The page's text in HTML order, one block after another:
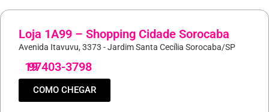
Loja 1A99 – Shopping Cidade Sorocaba
Avenida Itavuvu, 3373 - Jardim Santa Cecília Sorocaba/SP
19
97403-3798
COMO CHEGAR